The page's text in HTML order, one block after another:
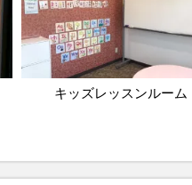
キッズレッスンルーム